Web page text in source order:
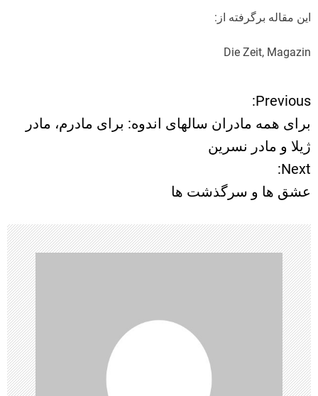
این مقاله برگرفته از:
Die Zeit, Magazin
ر
ا
ه
ر
ی
ن
و
ش
Previous:
برای همه مادران سالهای اندوه: برای مادرم، مادر
ژیلا و مادر نسرین
Next:
عشق ها و سرگذشت ها